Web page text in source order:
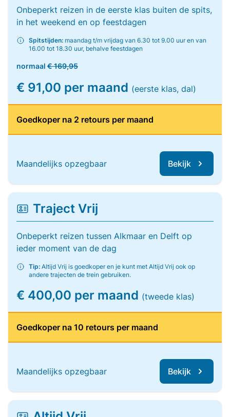
Onbeperkt reizen in de eerste klas buiten de spits,
in het weekend en op feestdagen
Spitstijden: maandag t/m vrijdag van 6.30 tot 9.00 uur en van
16.00 tot 18.30 uur, behalve feestdagen
normaal € 169,95
€ 91,00 per maand (eerste klas, dal)
Goedkoper na 2 retours per maand
Maandelijks opzegbaar Bekijk
Traject Vrij
Onbeperkt reizen tussen Alkmaar en Delft op
ieder moment van de dag
Tip: Altijd Vrij is goedkoper en je kunt met Altijd Vrij ook op
andere trajecten de trein gebruiken.
€ 400,00 per maand (tweede klas)
Goedkoper na 10 retours per maand
Maandelijks opzegbaar Bekijk